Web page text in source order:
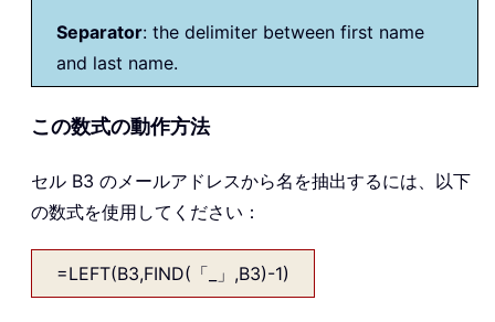
Separator: the delimiter between first name
and last name.
この数式の動作方法
セル B3 のメールアドレスから名を抽出するには、以下
の数式を使用してください：
=LEFT(B3,FIND(「_」,B3)-1)